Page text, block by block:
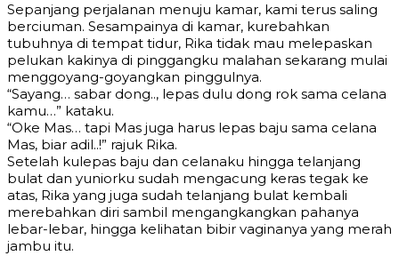
Sepanjang perjalanan menuju kamar, kami terus saling
berciuman. Sesampainya di kamar, kurebahkan
tubuhnya di tempat tidur, Rika tidak mau melepaskan
pelukan kakinya di pinggangku malahan sekarang mulai
menggoyang-goyangkan pinggulnya.
“Sayang… sabar dong.., lepas dulu dong rok sama celana
kamu…” kataku.
“Oke Mas… tapi Mas juga harus lepas baju sama celana
Mas, biar adil..!” rajuk Rika.
Setelah kulepas baju dan celanaku hingga telanjang
bulat dan yuniorku sudah mengacung keras tegak ke
atas, Rika yang juga sudah telanjang bulat kembali
merebahkan diri sambil mengangkangkan pahanya
lebar-lebar, hingga kelihatan bibir vaginanya yang merah
jambu itu.